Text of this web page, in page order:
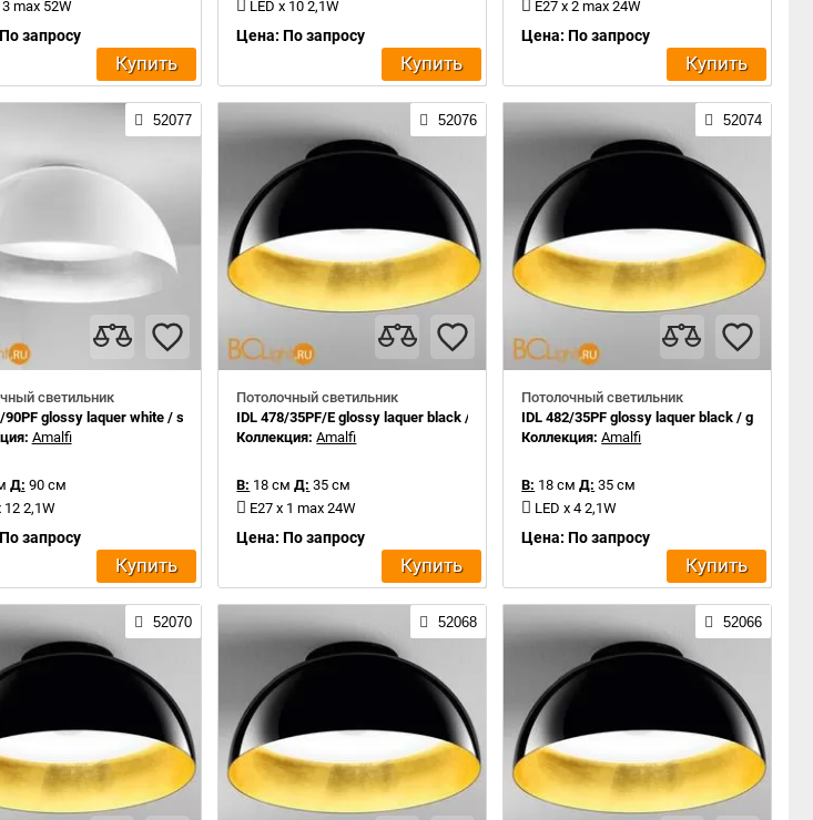
3 max 52W
запросу
Купить
LED x 10 2,1W
Цена: По запросу
Купить
E27 x 2 max 24W
Цена: По запросу
Купить
52077
светильник
90PF glossy laquer white / silver leaf inside
Amalfi
Д: 90 см
12 2,1W
запросу
Купить
52076
Потолочный светильник
IDL 478/35PF/E glossy laquer black / gold leaf inside
Коллекция:Amalfi
В: 18 см Д: 35 см
E27 x 1 max 24W
Цена: По запросу
Купить
52074
Потолочный светильник
IDL 482/35PF glossy laquer black / gold leaf
Коллекция:Amalfi
В: 18 см Д: 35 см
LED x 4 2,1W
Цена: По запросу
Купить
52070 52068 52066